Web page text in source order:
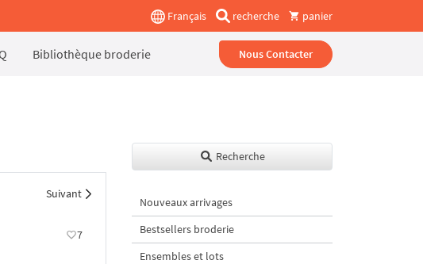
Français recherche panier
Bibliothèque broderie Nous Contacter
Suivant
7
Recherche
Nouveaux arrivages
Bestsellers broderie
Ensembles et lots